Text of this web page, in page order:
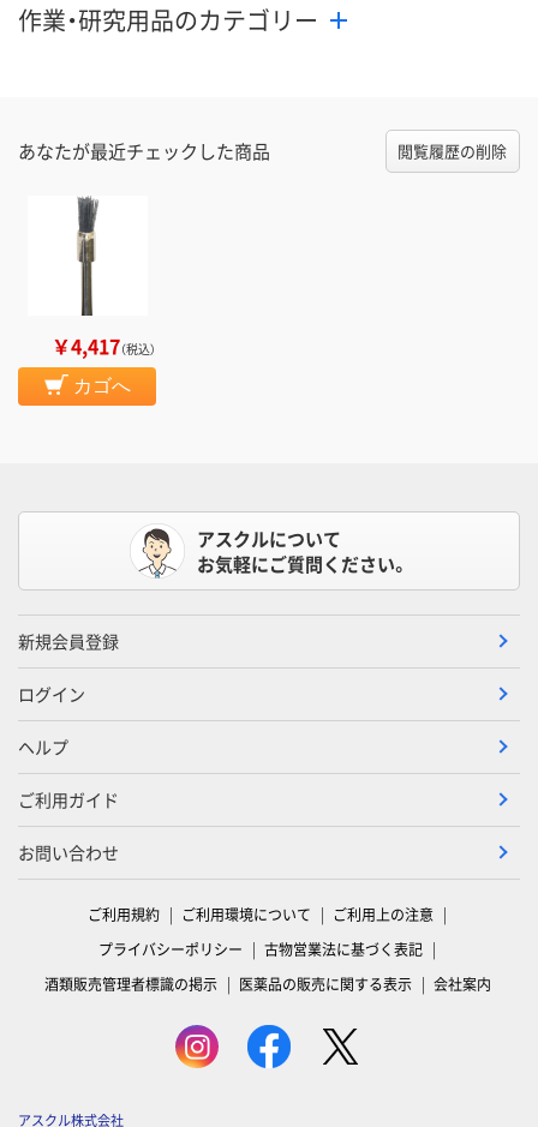
作業・研究用品のカテゴリー
あなたが最近チェックした商品 閲覧履歴の削除
￥4,417（税込）
カゴへ
アスクルについて
お気軽にご質問ください。
新規会員登録
ログイン
ヘルプ
ご利用ガイド
お問い合わせ
ご利用規約 ご利用環境について
ご利用上の注意
プライバシーポリシー
古物営業法に基づく表記
酒類販売管理者標識の掲示
医薬品の販売に関する表示 会社案内
アスクル株式会社